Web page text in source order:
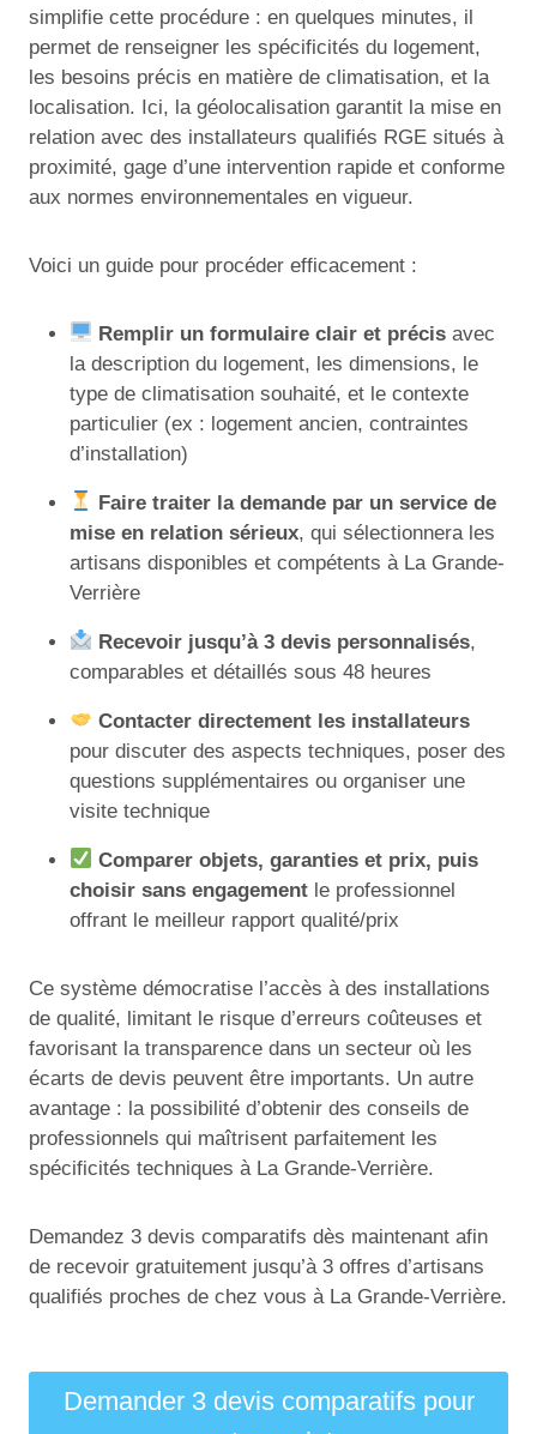
simplifie cette procédure : en quelques minutes, il
permet de renseigner les spécificités du logement,
les besoins précis en matière de climatisation, et la
localisation. Ici, la géolocalisation garantit la mise en
relation avec des installateurs qualifiés RGE situés à
proximité, gage d’une intervention rapide et conforme
aux normes environnementales en vigueur.
Voici un guide pour procéder efficacement :
Remplir un formulaire clair et précis avec
la description du logement, les dimensions, le
type de climatisation souhaité, et le contexte
particulier (ex : logement ancien, contraintes
d’installation)
Faire traiter la demande par un service de
mise en relation sérieux, qui sélectionnera les
artisans disponibles et compétents à La Grande-
Verrière
Recevoir jusqu’à 3 devis personnalisés,
comparables et détaillés sous 48 heures
Contacter directement les installateurs
pour discuter des aspects techniques, poser des
questions supplémentaires ou organiser une
visite technique
Comparer objets, garanties et prix, puis
choisir sans engagement le professionnel
offrant le meilleur rapport qualité/prix
Ce système démocratise l’accès à des installations
de qualité, limitant le risque d’erreurs coûteuses et
favorisant la transparence dans un secteur où les
écarts de devis peuvent être importants. Un autre
avantage : la possibilité d’obtenir des conseils de
professionnels qui maîtrisent parfaitement les
spécificités techniques à La Grande-Verrière.
Demandez 3 devis comparatifs dès maintenant afin
de recevoir gratuitement jusqu’à 3 offres d’artisans
qualifiés proches de chez vous à La Grande-Verrière.
Demander 3 devis comparatifs pour